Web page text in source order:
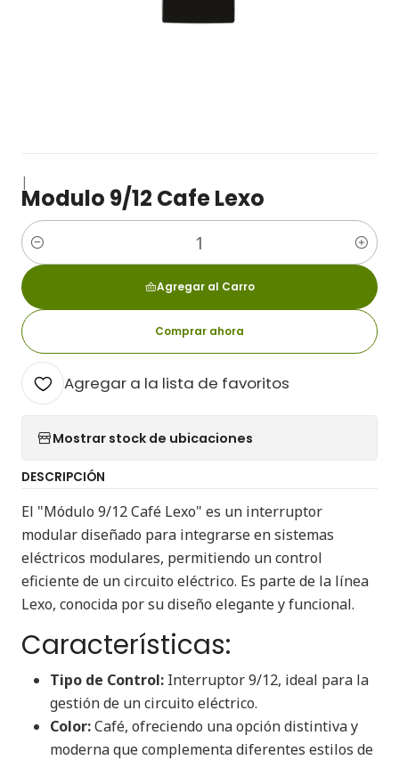
|
Modulo 9/12 Cafe Lexo
Cantidad
Agregar al Carro
Comprar ahora
Agregar a la lista de favoritos
Mostrar stock de ubicaciones
DESCRIPCIÓN
El "Módulo 9/12 Café Lexo" es un interruptor
modular diseñado para integrarse en sistemas
eléctricos modulares, permitiendo un control
eficiente de un circuito eléctrico. Es parte de la línea
Lexo, conocida por su diseño elegante y funcional.
Características:
Tipo de Control: Interruptor 9/12, ideal para la
gestión de un circuito eléctrico.
Color:Café, ofreciendo una opción distintiva y
moderna que complementa diferentes estilos de